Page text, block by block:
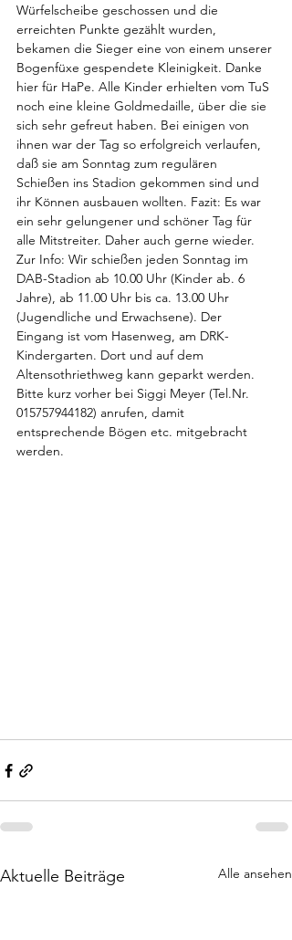
Würfelscheibe geschossen und die
erreichten Punkte gezählt wurden,
bekamen die Sieger eine von einem unserer
Bogenfüxe gespendete Kleinigkeit. Danke
hier für HaPe. Alle Kinder erhielten vom TuS
noch eine kleine Goldmedaille, über die sie
sich sehr gefreut haben. Bei einigen von
ihnen war der Tag so erfolgreich verlaufen,
daß sie am Sonntag zum regulären
Schießen ins Stadion gekommen sind und
ihr Können ausbauen wollten. Fazit: Es war
ein sehr gelungener und schöner Tag für
alle Mitstreiter. Daher auch gerne wieder.
Zur Info: Wir schießen jeden Sonntag im
DAB-Stadion ab 10.00 Uhr (Kinder ab. 6
Jahre), ab 11.00 Uhr bis ca. 13.00 Uhr
(Jugendliche und Erwachsene). Der
Eingang ist vom Hasenweg, am DRK-
Kindergarten. Dort und auf dem
Altensothriethweg kann geparkt werden.
Bitte kurz vorher bei Siggi Meyer (Tel.Nr.
015757944182) anrufen, damit
entsprechende Bögen etc. mitgebracht
werden.
Aktuelle Beiträge Alle ansehen